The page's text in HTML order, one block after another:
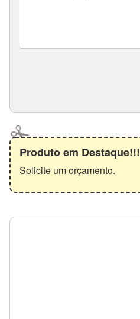
Produto em Destaque!!!
Solicite um orçamento.